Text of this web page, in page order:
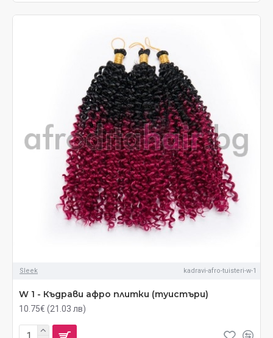
Sleek kadravi-afro-tuisteri-w-1
W 1 - Къдрави афро плитки (туистъри)
10.75€ (21.03 лв)